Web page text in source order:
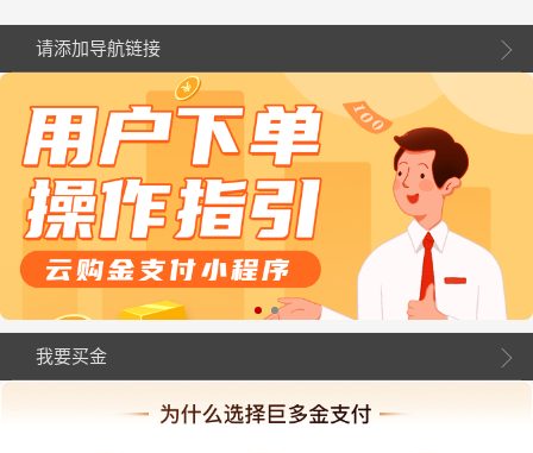
请添加导航链接
我要买金